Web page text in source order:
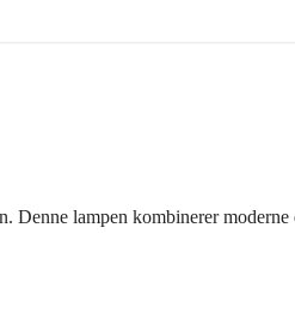
Denne lampen kombinerer moderne